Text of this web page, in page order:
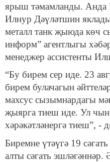
ярыш тәмамланды. Анда
Илнур Дәүләтшин
металл танк җыюда көч
информ” агентлыгы
менеджер ассистенты
“Бу бирем сер иде. 23
бирем булачагын
махсус сызымнардагы
җыярга тиеш иде. Ул чын
хәрәкәтләнергә тиеш”, -
Биремне үтәүгә 19
алты сәгать